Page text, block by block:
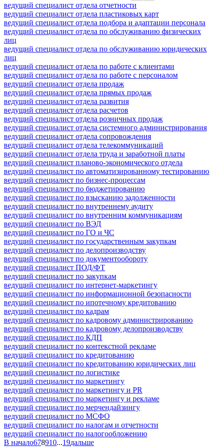
ведущий специалист отдела отчетности
ведущий специалист отдела пластиковых карт
ведущий специалист отдела подбора и адаптации персонала
ведущий специалист отдела по обслуживанию физических
лиц
ведущий специалист отдела по обслуживанию юридических
лиц
ведущий специалист отдела по работе с клиентами
ведущий специалист отдела по работе с персоналом
ведущий специалист отдела продаж
ведущий специалист отдела прямых продаж
ведущий специалист отдела развития
ведущий специалист отдела расчетов
ведущий специалист отдела розничных продаж
ведущий специалист отдела системного администрирования
ведущий специалист отдела сопровождения
ведущий специалист отдела телекоммуникаций
ведущий специалист отдела труда и заработной платы
ведущий специалист планово-экономического отдела
ведущий специалист по автоматизированному тестированию
ведущий специалист по бизнес-процессам
ведущий специалист по бюджетированию
ведущий специалист по взысканию задолженности
ведущий специалист по внутреннему аудиту
ведущий специалист по внутренним коммуникациям
ведущий специалист по ВЭД
ведущий специалист по ГО и ЧС
ведущий специалист по государственным закупкам
ведущий специалист по делопроизводству
ведущий специалист по документообороту
ведущий специалист ПОД/ФТ
ведущий специалист по закупкам
ведущий специалист по интернет-маркетингу
ведущий специалист по информационной безопасности
ведущий специалист по ипотечному кредитованию
ведущий специалист по кадрам
ведущий специалист по кадровому администрированию
ведущий специалист по кадровому делопроизводству
ведущий специалист по КДП
ведущий специалист по контекстной рекламе
ведущий специалист по кредитованию
ведущий специалист по кредитованию юридических лиц
ведущий специалист по логистике
ведущий специалист по маркетингу
ведущий специалист по маркетингу и PR
ведущий специалист по маркетингу и рекламе
ведущий специалист по мерчендайзингу
ведущий специалист по МСФО
ведущий специалист по налогам и отчетности
ведущий специалист по налогообложению
В начало678910...19дальше